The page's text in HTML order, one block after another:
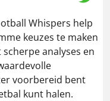
Whispers help
keuzes te maken
analyses en
voorbereid bent
kunt halen.